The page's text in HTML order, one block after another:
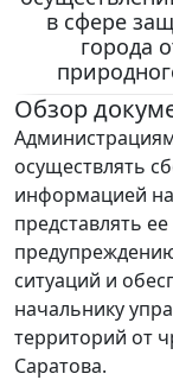
в сфере
города
Обзор
осуществлять
информацией
представлять
ситуаций и
начальнику
территорий от
Саратова.